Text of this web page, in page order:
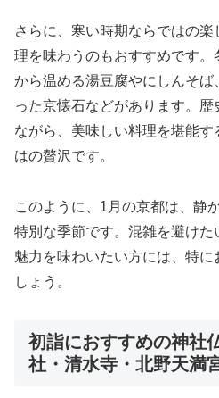
さらに、寒い時期ならではの
理を味わうのもおすすめです
から温める湯豆腐やにしんそ
った京懐石などがあります。
ながら、美味しい料理を堪能
はの贅沢です。
このように、1月の京都は、静
特別な季節です。混雑を避け
魅力を味わいたい方には、特
しょう。
初詣におすすめの神社
社・清水寺・北野天満